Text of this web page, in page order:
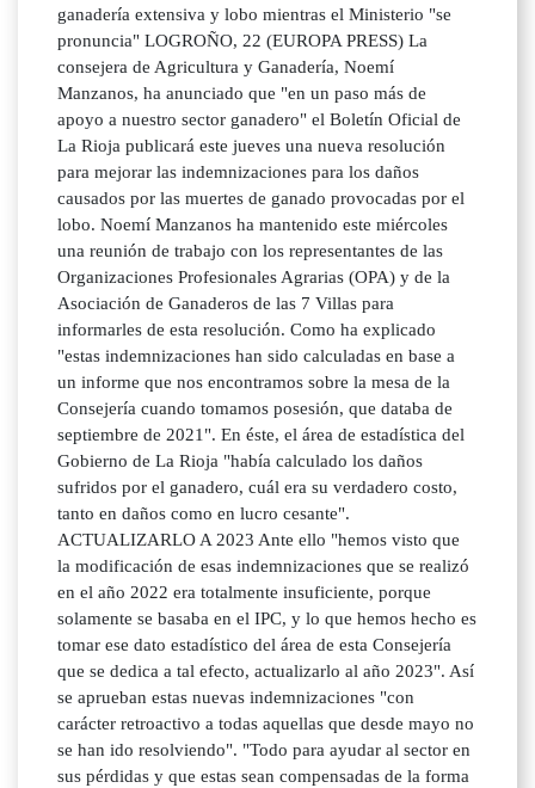
ganadería extensiva y lobo mientras el Ministerio "se
pronuncia" LOGROÑO, 22 (EUROPA PRESS) La
consejera de Agricultura y Ganadería, Noemí
Manzanos, ha anunciado que "en un paso más de
apoyo a nuestro sector ganadero" el Boletín Oficial de
La Rioja publicará este jueves una nueva resolución
para mejorar las indemnizaciones para los daños
causados por las muertes de ganado provocadas por el
lobo. Noemí Manzanos ha mantenido este miércoles
una reunión de trabajo con los representantes de las
Organizaciones Profesionales Agrarias (OPA) y de la
Asociación de Ganaderos de las 7 Villas para
informarles de esta resolución. Como ha explicado
"estas indemnizaciones han sido calculadas en base a
un informe que nos encontramos sobre la mesa de la
Consejería cuando tomamos posesión, que databa de
septiembre de 2021". En éste, el área de estadística del
Gobierno de La Rioja "había calculado los daños
sufridos por el ganadero, cuál era su verdadero costo,
tanto en daños como en lucro cesante".
ACTUALIZARLO A 2023 Ante ello "hemos visto que
la modificación de esas indemnizaciones que se realizó
en el año 2022 era totalmente insuficiente, porque
solamente se basaba en el IPC, y lo que hemos hecho es
tomar ese dato estadístico del área de esta Consejería
que se dedica a tal efecto, actualizarlo al año 2023". Así
se aprueban estas nuevas indemnizaciones "con
carácter retroactivo a todas aquellas que desde mayo no
se han ido resolviendo". "Todo para ayudar al sector en
sus pérdidas y que estas sean compensadas de la forma